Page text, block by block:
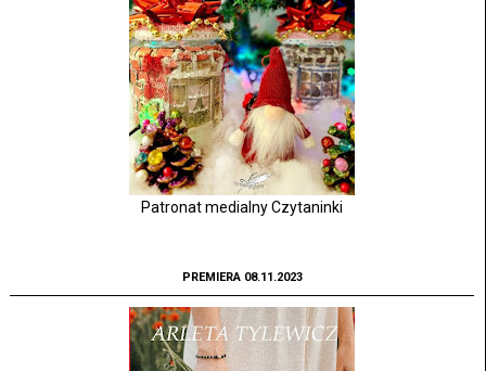
Patronat medialny Czytaninki
PREMIERA 08.11.2023